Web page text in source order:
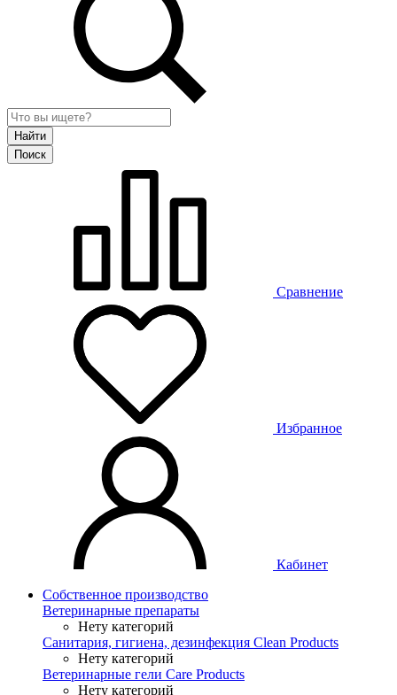
Сравнение
Избранное
Кабинет
Собственное производство
Ветеринарные препараты
Нету категорий
Санитария, гигиена, дезинфекция Clean Products
Нету категорий
Ветеринарные гели Care Products
Нету категорий